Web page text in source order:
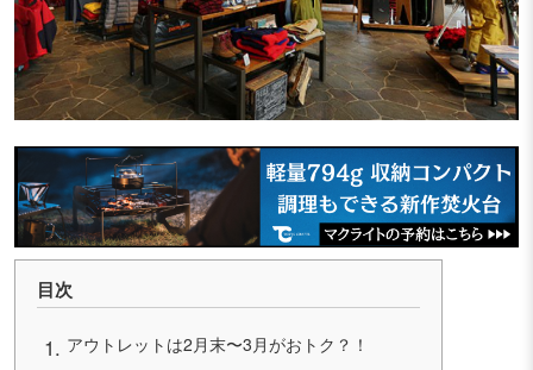
目次
アウトレットは2月末〜3月がおトク？！